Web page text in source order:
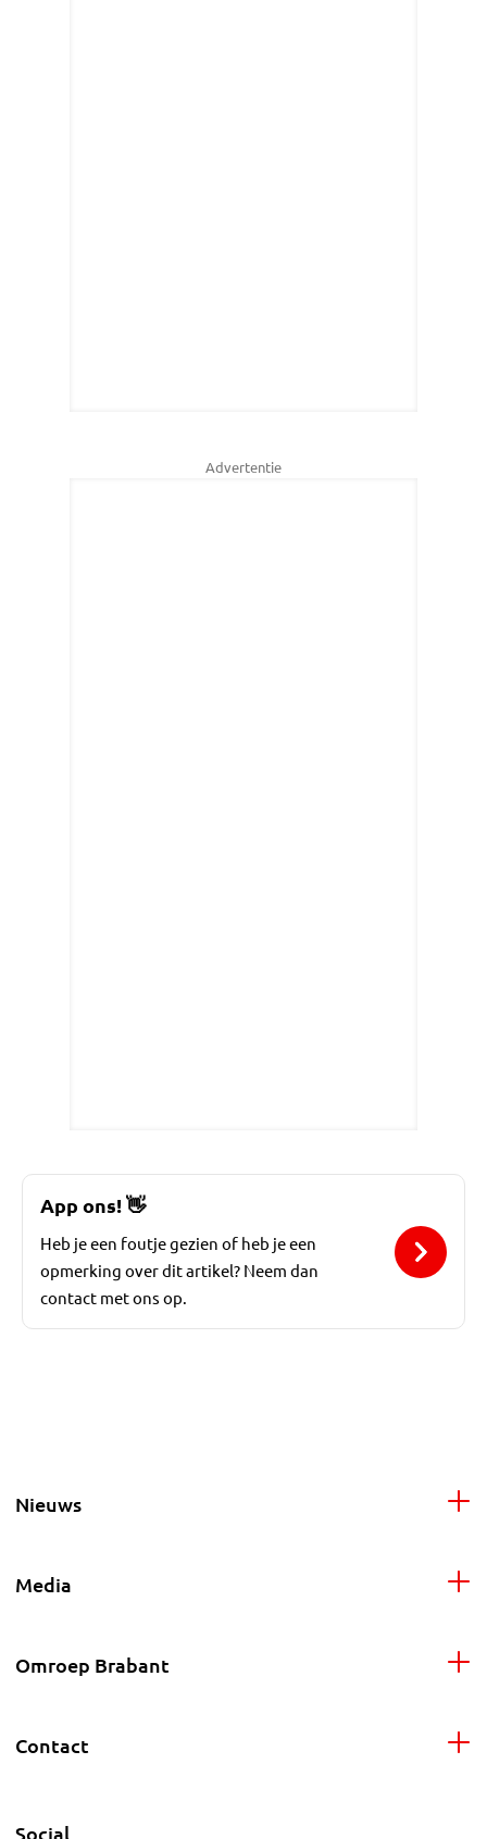
Advertentie
App ons!👋
Heb je een foutje gezien of heb je een
opmerking over dit artikel? Neem dan
contact met ons op.
Nieuws
Media
Omroep Brabant
Contact
Social